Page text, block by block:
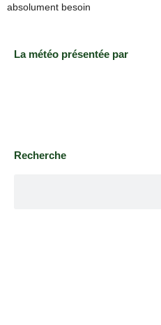
absolument besoin
La météo présentée par
Recherche